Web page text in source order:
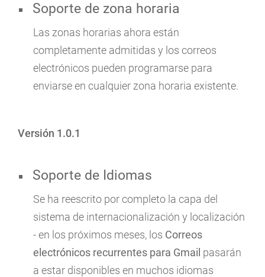
Soporte de zona horaria
Las zonas horarias ahora están
completamente admitidas y los correos
electrónicos pueden programarse para
enviarse en cualquier zona horaria existente.
Versión 1.0.1
Soporte de Idiomas
Se ha reescrito por completo la capa del
sistema de internacionalización y localización
- en los próximos meses, los Correos
electrónicos recurrentes para Gmail pasarán
a estar disponibles en muchos idiomas